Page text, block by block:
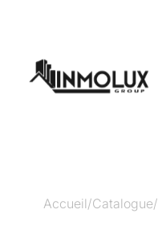
Accueil/Catalogue/